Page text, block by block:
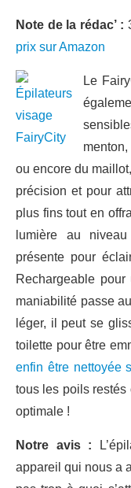
Note de la rédac’ :
prix sur Amazon
Le
ou encore du
précision et pour
plus fins tout en
lumière au
présente pour
Rechargeable
maniabilité passe
léger, il peut se
toilette pour être
enfin être nettoyée
tous les poils
optimale !
Notre avis :
appareil qui nous a